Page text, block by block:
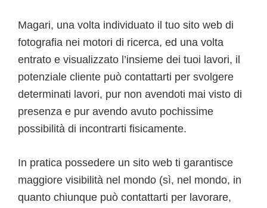
Magari, una volta individuato il tuo sito web di
fotografia nei motori di ricerca, ed una volta
entrato e visualizzato l’insieme dei tuoi lavori, il
potenziale cliente può contattarti per svolgere
determinati lavori, pur non avendoti mai visto di
presenza e pur avendo avuto pochissime
possibilità di incontrarti fisicamente.
In pratica possedere un sito web ti garantisce
maggiore visibilità nel mondo (sì, nel mondo, in
quanto chiunque può contattarti per lavorare,